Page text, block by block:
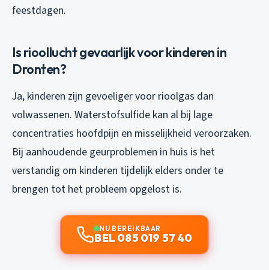
feestdagen.
Is rioollucht gevaarlijk voor kinderen in
Dronten?
Ja, kinderen zijn gevoeliger voor rioolgas dan
volwassenen. Waterstofsulfide kan al bij lage
concentraties hoofdpijn en misselijkheid veroorzaken.
Bij aanhoudende geurproblemen in huis is het
verstandig om kinderen tijdelijk elders onder te
brengen tot het probleem opgelost is.
NU BEREIKBAAR
BEL 085 019 57 40